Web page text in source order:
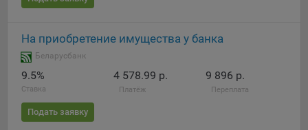
Яндекса рекламная сеть (Yandex Mobile Ads, ADFOX) -
Europe AG, Werftestrasse 4, CH-6005 Luzern, Switzerland.
Google Ads - сервис показа контекстной рекламы,
предоставляемый компанией Google Ireland Ltd, Gordon
House Barrow Street Dublin 4, D04E5W5 Ireland.
На приобретение имущества у банка
Беларусбанк
9.5%
Ставка
4 578.99 р.
Платёж
9 896 р.
Переплата
Подать заявку